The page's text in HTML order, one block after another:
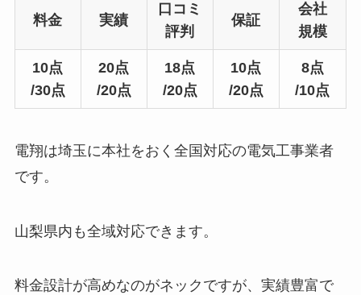
料金 実績
口コミ
評判
保証
会社
規模
10点
/30点
20点
/20点
18点
/20点
10点
/20点
8点
/10点
電翔は埼玉に本社をおく全国対応の電気工事業者
です。
山梨県内も全域対応できます。
料金設計が高めなのがネックですが、実績豊富で